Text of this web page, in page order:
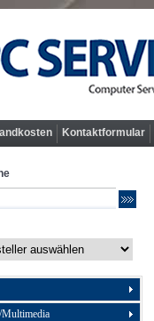
Kontaktformular